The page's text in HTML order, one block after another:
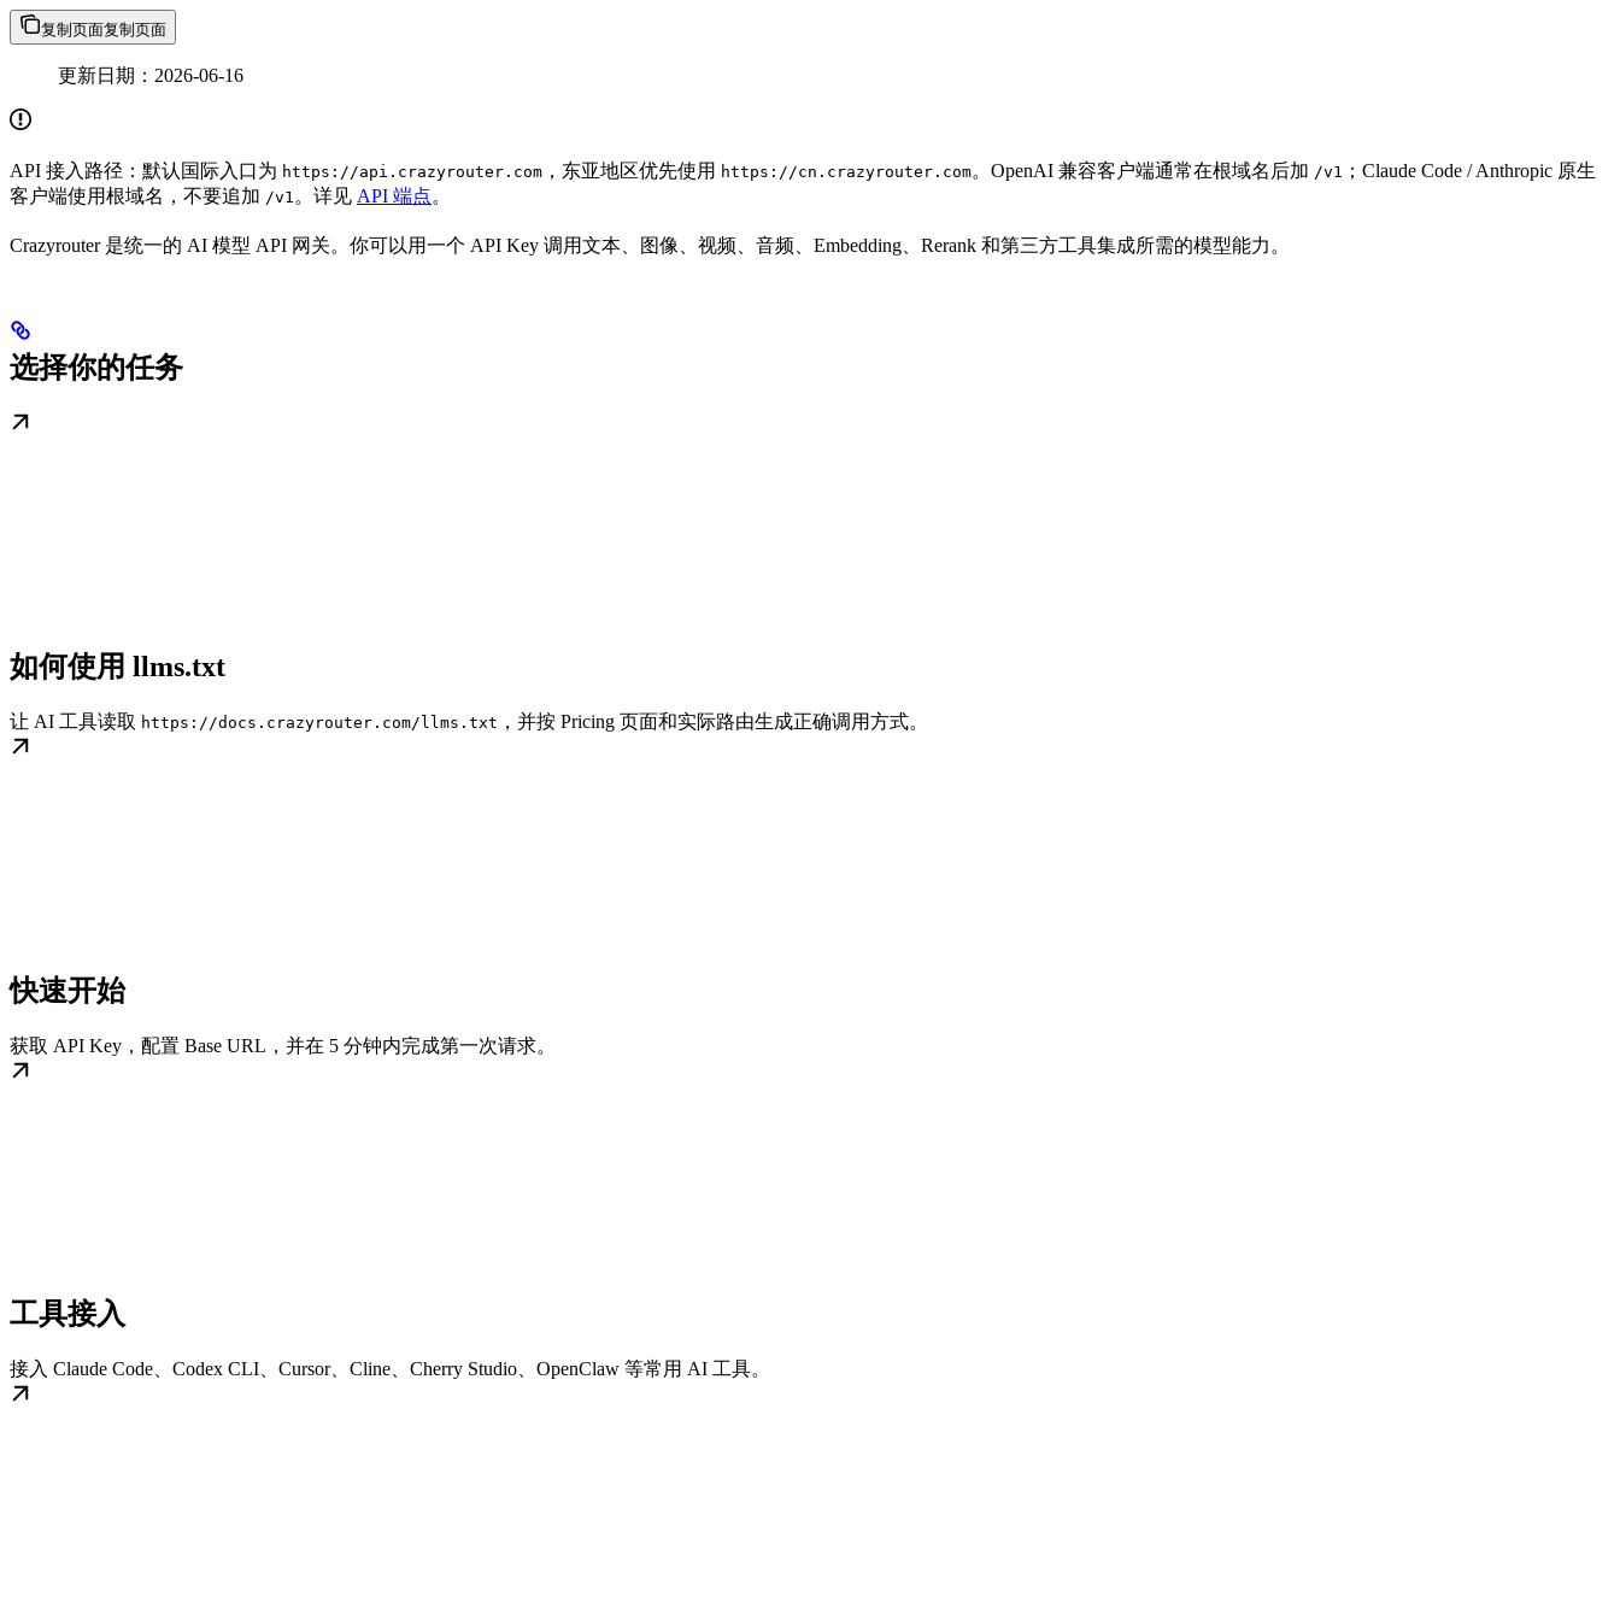
复制页面复制页面
更新日期：2026-06-16
API 接入路径：默认国际入口为 https://api.crazyrouter.com ，东亚地区优先使用 https://cn.crazyrouter.com。OpenAI 兼容客户端通常在根域名后加 /v1
；Claude Code / Anthropic 原生
客户端使用根域名，不要追加 /v1 。详见 API 端点。
Crazyrouter 是统一的 AI 模型 API 网关。你可以用一个 API Key 调用文本、图像、视频、音频、Embedding、Rerank 和第三方工具集成所需的模型能力。
选择你的任务
如何使用 llms.txt
让 AI 工具读取 https://docs.crazyrouter.com/llms.txt ，并按 Pricing 页面和实际路由生成正确调用方式。
快速开始
获取 API Key，配置 Base URL，并在 5 分钟内完成第一次请求。
工具接入
接入 Claude Code、Codex CLI、Cursor、Cline、Cherry Studio、OpenClaw 等常用 AI 工具。